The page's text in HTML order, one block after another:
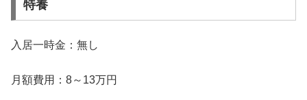
特養
入居一時金：無し
月額費用：8～13万円